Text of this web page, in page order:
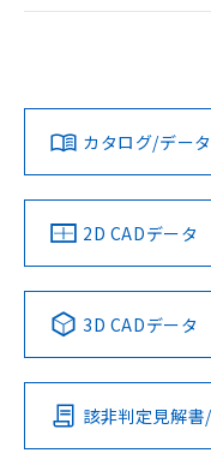
ダウンロードデータを
みください。
ソフトウェアの使用条件
EU RoHS 注意事
対応済み
中国 RoHS 注意事
Pb Hg
O
LR型式承認
（イギリス
船舶規格）
（
No No
その他の認証
カタログ/デー
2D CADデータ
3D CADデータ
該非判定見解